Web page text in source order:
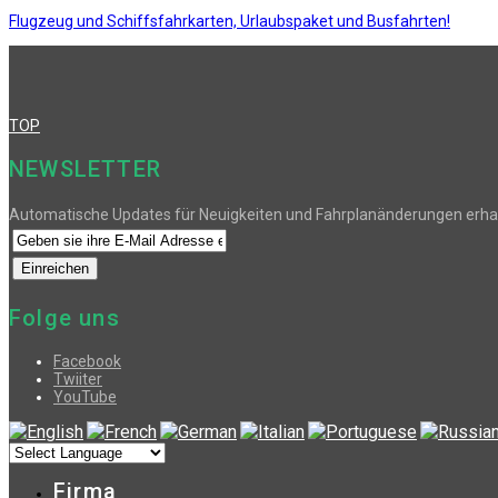
Flugzeug und Schiffsfahrkarten, Urlaubspaket und Busfahrten!
TOP
NEWSLETTER
Automatische Updates für Neuigkeiten und Fahrplanänderungen
Folge uns
Facebook
Twiiter
YouTube
Firma